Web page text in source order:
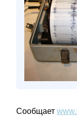
Сообщает